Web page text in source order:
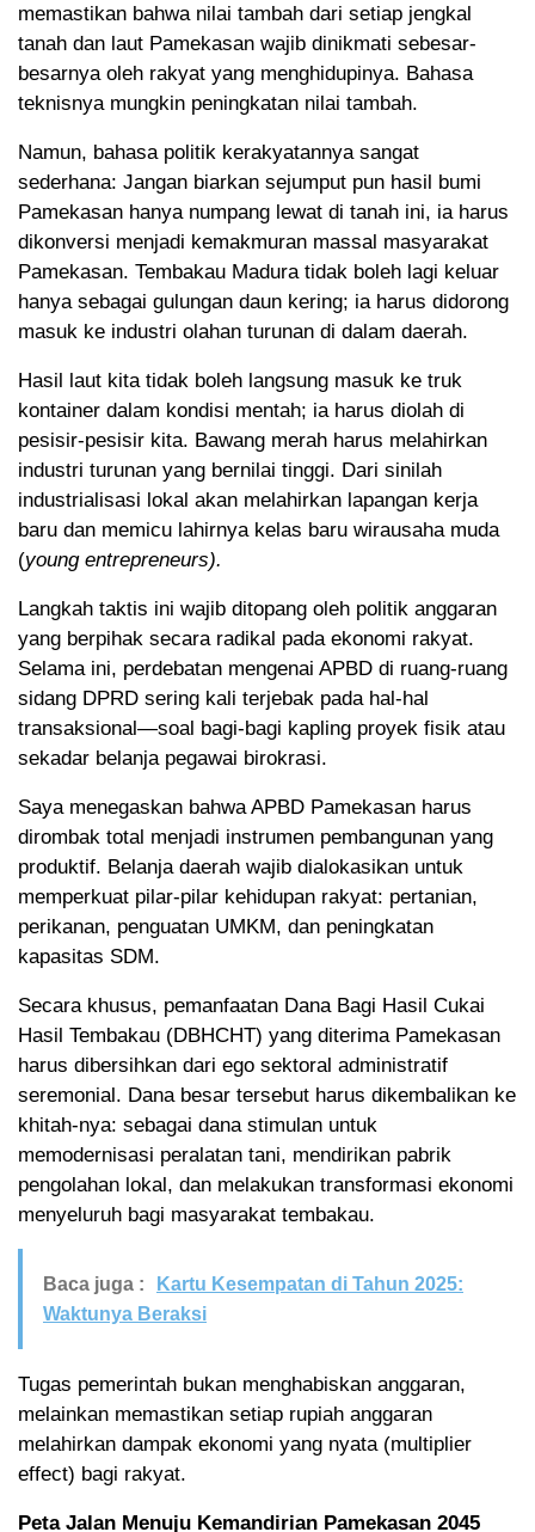
memastikan bahwa nilai tambah dari setiap jengkal
tanah dan laut Pamekasan wajib dinikmati sebesar-
besarnya oleh rakyat yang menghidupinya. Bahasa
teknisnya mungkin peningkatan nilai tambah.
Namun, bahasa politik kerakyatannya sangat
sederhana: Jangan biarkan sejumput pun hasil bumi
Pamekasan hanya numpang lewat di tanah ini, ia harus
dikonversi menjadi kemakmuran massal masyarakat
Pamekasan. Tembakau Madura tidak boleh lagi keluar
hanya sebagai gulungan daun kering; ia harus didorong
masuk ke industri olahan turunan di dalam daerah.
Hasil laut kita tidak boleh langsung masuk ke truk
kontainer dalam kondisi mentah; ia harus diolah di
pesisir-pesisir kita. Bawang merah harus melahirkan
industri turunan yang bernilai tinggi. Dari sinilah
industrialisasi lokal akan melahirkan lapangan kerja
baru dan memicu lahirnya kelas baru wirausaha muda
(young entrepreneurs).
Langkah taktis ini wajib ditopang oleh politik anggaran
yang berpihak secara radikal pada ekonomi rakyat.
Selama ini, perdebatan mengenai APBD di ruang-ruang
sidang DPRD sering kali terjebak pada hal-hal
transaksional—soal bagi-bagi kapling proyek fisik atau
sekadar belanja pegawai birokrasi.
Saya menegaskan bahwa APBD Pamekasan harus
dirombak total menjadi instrumen pembangunan yang
produktif. Belanja daerah wajib dialokasikan untuk
memperkuat pilar-pilar kehidupan rakyat: pertanian,
perikanan, penguatan UMKM, dan peningkatan
kapasitas SDM.
Secara khusus, pemanfaatan Dana Bagi Hasil Cukai
Hasil Tembakau (DBHCHT) yang diterima Pamekasan
harus dibersihkan dari ego sektoral administratif
seremonial. Dana besar tersebut harus dikembalikan ke
khitah-nya: sebagai dana stimulan untuk
memodernisasi peralatan tani, mendirikan pabrik
pengolahan lokal, dan melakukan transformasi ekonomi
menyeluruh bagi masyarakat tembakau.
Baca juga :
Kartu Kesempatan di Tahun 2025:
Waktunya Beraksi
Tugas pemerintah bukan menghabiskan anggaran,
melainkan memastikan setiap rupiah anggaran
melahirkan dampak ekonomi yang nyata (multiplier
effect) bagi rakyat.
Peta Jalan Menuju Kemandirian Pamekasan 2045